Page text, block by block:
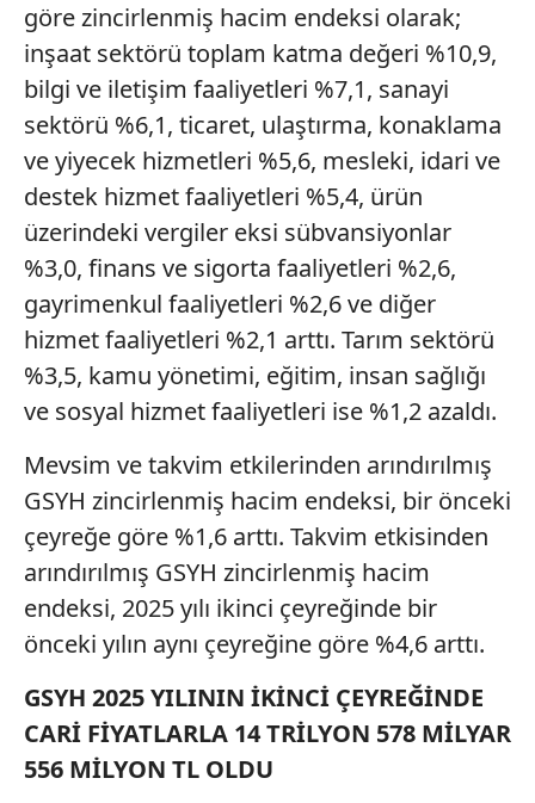
göre zincirlenmiş hacim endeksi olarak;
inşaat sektörü toplam katma değeri %10,9,
bilgi ve iletişim faaliyetleri %7,1, sanayi
sektörü %6,1, ticaret, ulaştırma, konaklama
ve yiyecek hizmetleri %5,6, mesleki, idari ve
destek hizmet faaliyetleri %5,4, ürün
üzerindeki vergiler eksi sübvansiyonlar
%3,0, finans ve sigorta faaliyetleri %2,6,
gayrimenkul faaliyetleri %2,6 ve diğer
hizmet faaliyetleri %2,1 arttı. Tarım sektörü
%3,5, kamu yönetimi, eğitim, insan sağlığı
ve sosyal hizmet faaliyetleri ise %1,2 azaldı.
Mevsim ve takvim etkilerinden arındırılmış
GSYH zincirlenmiş hacim endeksi, bir önceki
çeyreğe göre %1,6 arttı. Takvim etkisinden
arındırılmış GSYH zincirlenmiş hacim
endeksi, 2025 yılı ikinci çeyreğinde bir
önceki yılın aynı çeyreğine göre %4,6 arttı.
GSYH 2025 YILININ İKİNCİ ÇEYREĞİNDE
CARİ FİYATLARLA 14 TRİLYON 578 MİLYAR
556 MİLYON TL OLDU